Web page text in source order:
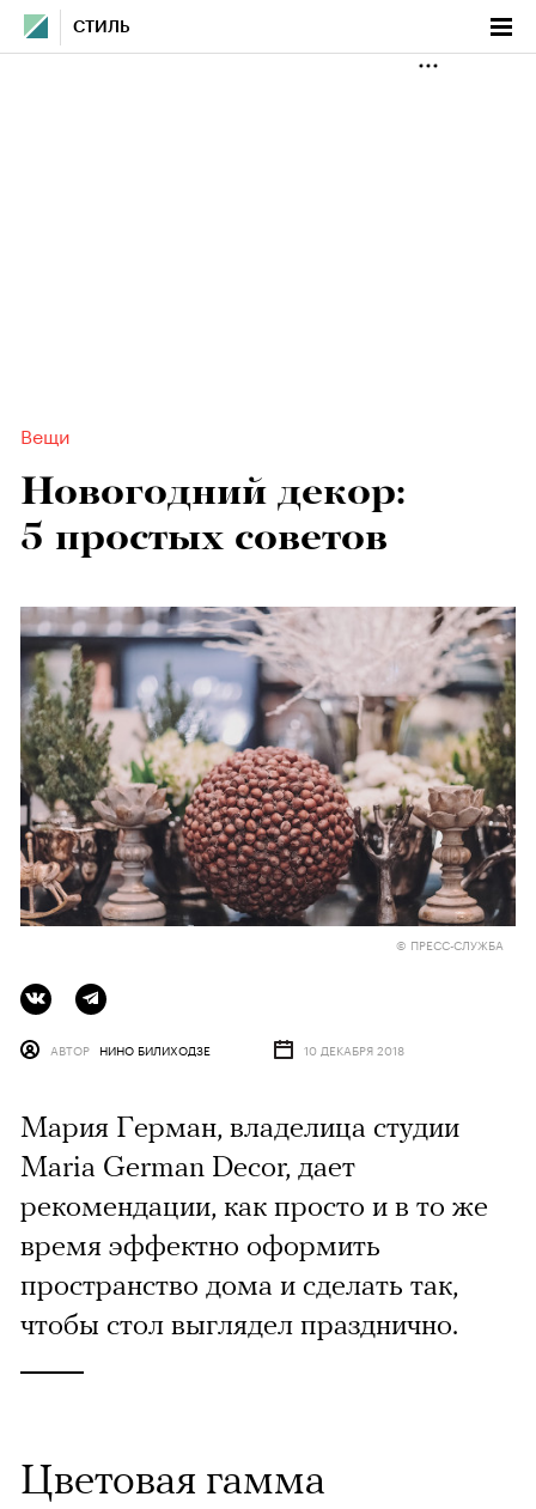
СТИЛЬ
Вещи
Новогодний декор:
5 простых советов
© ПРЕСС-СЛУЖБА
АВТОР НИНО БИЛИХОДЗЕ 10 ДЕКАБРЯ 2018
Мария Герман, владелица студии
Maria German Decor, дает
рекомендации, как просто и в то же
время эффектно оформить
пространство дома и сделать так,
чтобы стол выглядел празднично.
Цветовая гамма